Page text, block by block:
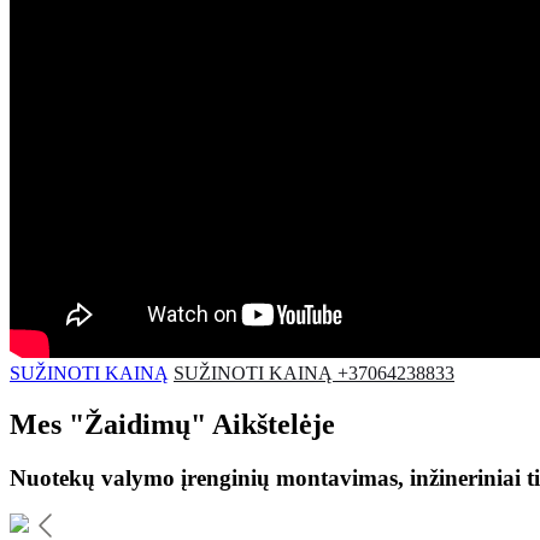
SUŽINOTI KAINĄ SUŽINOTI KAINĄ +37064238833
Mes "Žaidimų" Aikštelėje
Nuotekų valymo įrenginių montavimas, inžineriniai